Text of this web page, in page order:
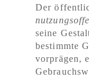
Der
seine
bestimmte
vorprägen,